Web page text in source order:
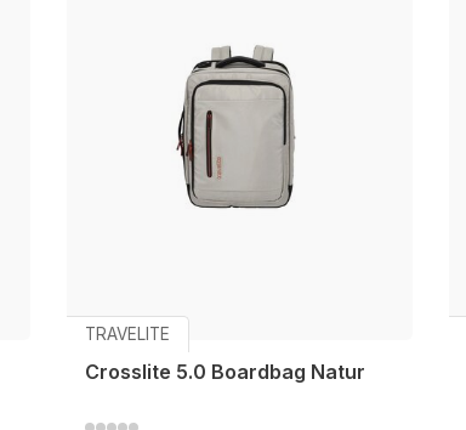
TRAVELITE
Crosslite 5.0 Boardbag Natur